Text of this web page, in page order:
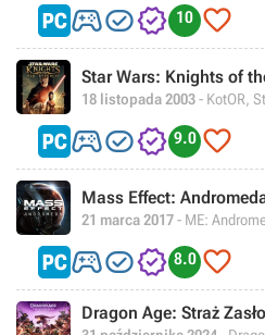
 10 
Star Wars: Knights of
18 listopada 2003- KotOR,
 9.0 
Mass Effect:
21 marca 2017- ME:
 8.0 
Dragon Age: Straż